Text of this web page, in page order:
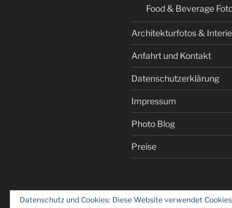
Food & Beverage
Architekturfotos &
Anfahrt und Kontakt
Datenschutzerklärung
Impressum
Photo Blog
Preise
Datenschutz und Cookies: Diese Website verwendet